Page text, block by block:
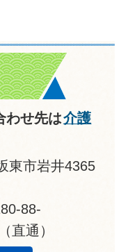
わせ先は介護
市岩井4365
88-
直通）